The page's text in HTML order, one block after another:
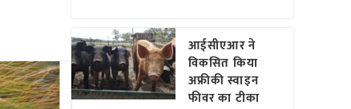
आईसीएआर ने
विकसित किया
अफ्रीकी स्वाइन
फीवर का टीका